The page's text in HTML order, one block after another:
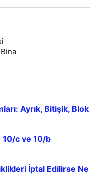
Ayrık, Bitişik, Blok
10/c ve 10/b
İptal Edilirse Ne